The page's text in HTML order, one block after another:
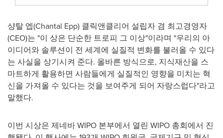
샹탈 엡(Chantal Epp) 클릭앤클리어 설립자 겸 최고경영자
(CEO)는 "이 상은 단순한 트로피 그 이상"이라며 "우리의 아
이디어와 솔루션이 전 세계에 실질적 변화를 불러올 수 있다
는 사실을 상기시켜 준다. 올바른 방식으로, 지식재산을 스
마트하게 활용하면 사람들에게 실질적인 영향을 미치는 혁
신을 가져올 수 있다는 것을 보여주게 되어 자랑스럽다"라고
말했다.
이번 시상은 제네바 WIPO 본부에서 열린 WIPO 총회에서 진